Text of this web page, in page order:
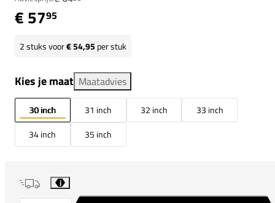
€ 5795
2stuks voor€ 54,95 per stuk
Kies je maat Maatadvies
30 inch 31 inch 32 inch
33 inch
34 inch
35 inch
i